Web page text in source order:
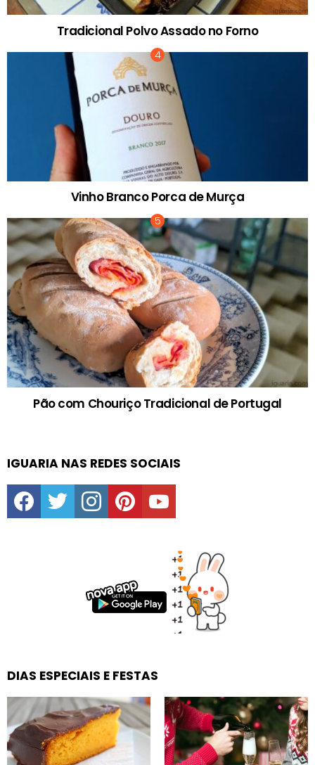
Tradicional Polvo Assado no Forno
Vinho Branco Porca de Murça
Pão com Chouriço Tradicional de Portugal
IGUARIA NAS REDES SOCIAIS
facebooktwitter instagrampinterestyoutube
DIAS ESPECIAIS E FESTAS